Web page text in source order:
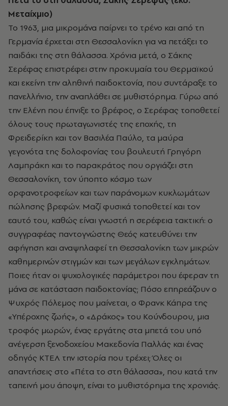
Μεταίχμιο)
Το 1963, μια μικρομάνα παίρνει το τρένο και από τη
Γερμανία έρχεται στη Θεσσαλονίκη για να πετάξει το
παιδάκι της στη θάλασσα. Χρόνια μετά, ο Σάκης
Σερέφας επιστρέφει στην προκυμαία του Θερμαϊκού
και εκείνη την αληθινή παιδοκτονία, που συντάραξε το
πανελλήνιο, την αναπλάθει σε μυθιστόρημα. Γύρω από
την Ελένη που έπνιξε το βρέφος, ο Σερέφας τοποθετεί
όλους τους πρωταγωνιστές της εποχής, τη
Φρειδερίκη και τον Βασιλέα Παύλο, τα μαύρα
γεγονότα της δολοφονίας του βουλευτή Γρηγόρη
Λαμπράκη και το παρακράτος που οργιάζει στη
Θεσσαλονίκη, τον ύποπτο κόσμο των
ορφανοτροφείων και των παράνομων κυκλωμάτων
πώλησης βρεφών. Μαζί φυσικά τοποθετεί και τον
εαυτό του, καθώς είναι γνωστή η σερέφεια τακτική: ο
συγγραφέας παντογνώστης Θεός κατευθύνει την
αφήγηση και αναψηλαφεί τη Θεσσαλονίκη των μικρών
καθημερινών στιγμών και των μεγάλων εγκλημάτων.
Ποιες ήταν οι ψυχολογικές παράμετροι που έφεραν τη
μάνα σε κατάσταση παιδοκτονίας; Πόσο επηρεάζουν ο
Ψυχρός Πόλεμος που μαίνεται, ο Φρανκ Κάπρα της
«Υπέροχης ζωής», ο «Δράκος» του Κούνδουρου, μια
τροφός μωρών, ένας εργάτης στα μπετά του υπό
ανέγερση ξενοδοχείου Μακεδονία Παλλάς και ένας
οδηγός ΚΤΕΛ την ιστορία που τρέχει; Όλες οι
απαντήσεις στο «Πέτα το στη θάλασσα», που κατά την
ταπεινή μου άποψη, είναι το μυθιστόρημα της χρονιάς.